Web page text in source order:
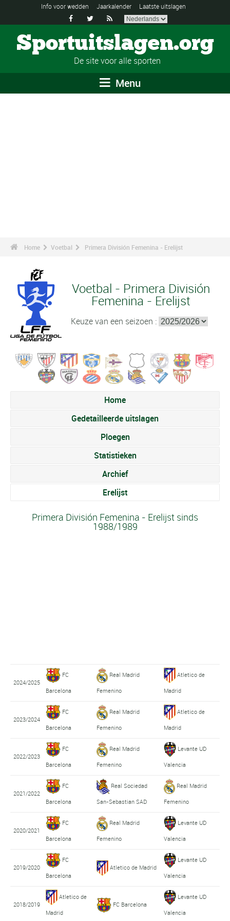
Info voor wedden Jaarkalender Laatste uitslagen
  
Sportuitslagen.org
De site voor alle sporten
Menu
Home Voetbal Primera División Femenina - Erelijst
Voetbal - Primera División
Femenina - Erelijst
Keuze van een seizoen :
Home
Gedetailleerde uitslagen
Ploegen
Statistieken
Archief
Erelijst
Primera División Femenina - Erelijst sinds
1988/1989
2024/2025
FC
Barcelona
Real Madrid
Femenino
Atletico de
Madrid
2023/2024
FC
Barcelona
Real Madrid
Femenino
Atletico de
Madrid
2022/2023
FC
Barcelona
Real Madrid
Femenino
Levante UD
Valencia
2021/2022
FC
Barcelona
Real Sociedad
San-Sebastian SAD
Real Madrid
Femenino
2020/2021
FC
Barcelona
Real Madrid
Femenino
Levante UD
Valencia
2019/2020
FC
Barcelona
Atletico de Madrid
Levante UD
Valencia
2018/2019
Atletico de
Madrid
FC Barcelona
Levante UD
Valencia